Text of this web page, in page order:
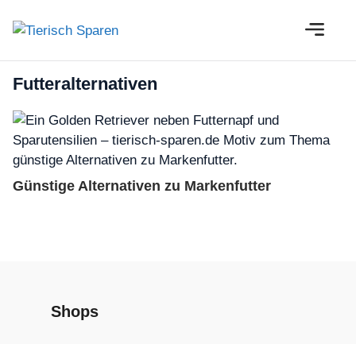
Inhalt
Futteralternativen
Günstige Alternativen zu Markenfutter
Shops